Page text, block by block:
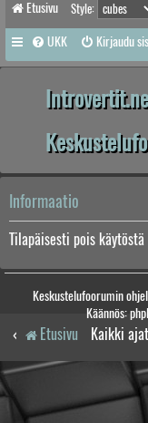
Etusivu Style:
UKK Kirjaudu
Informaatio
Tilapäisesti pois käytöstä
Keskustelufoorumin
Käännös:
Etusivu Kaikki